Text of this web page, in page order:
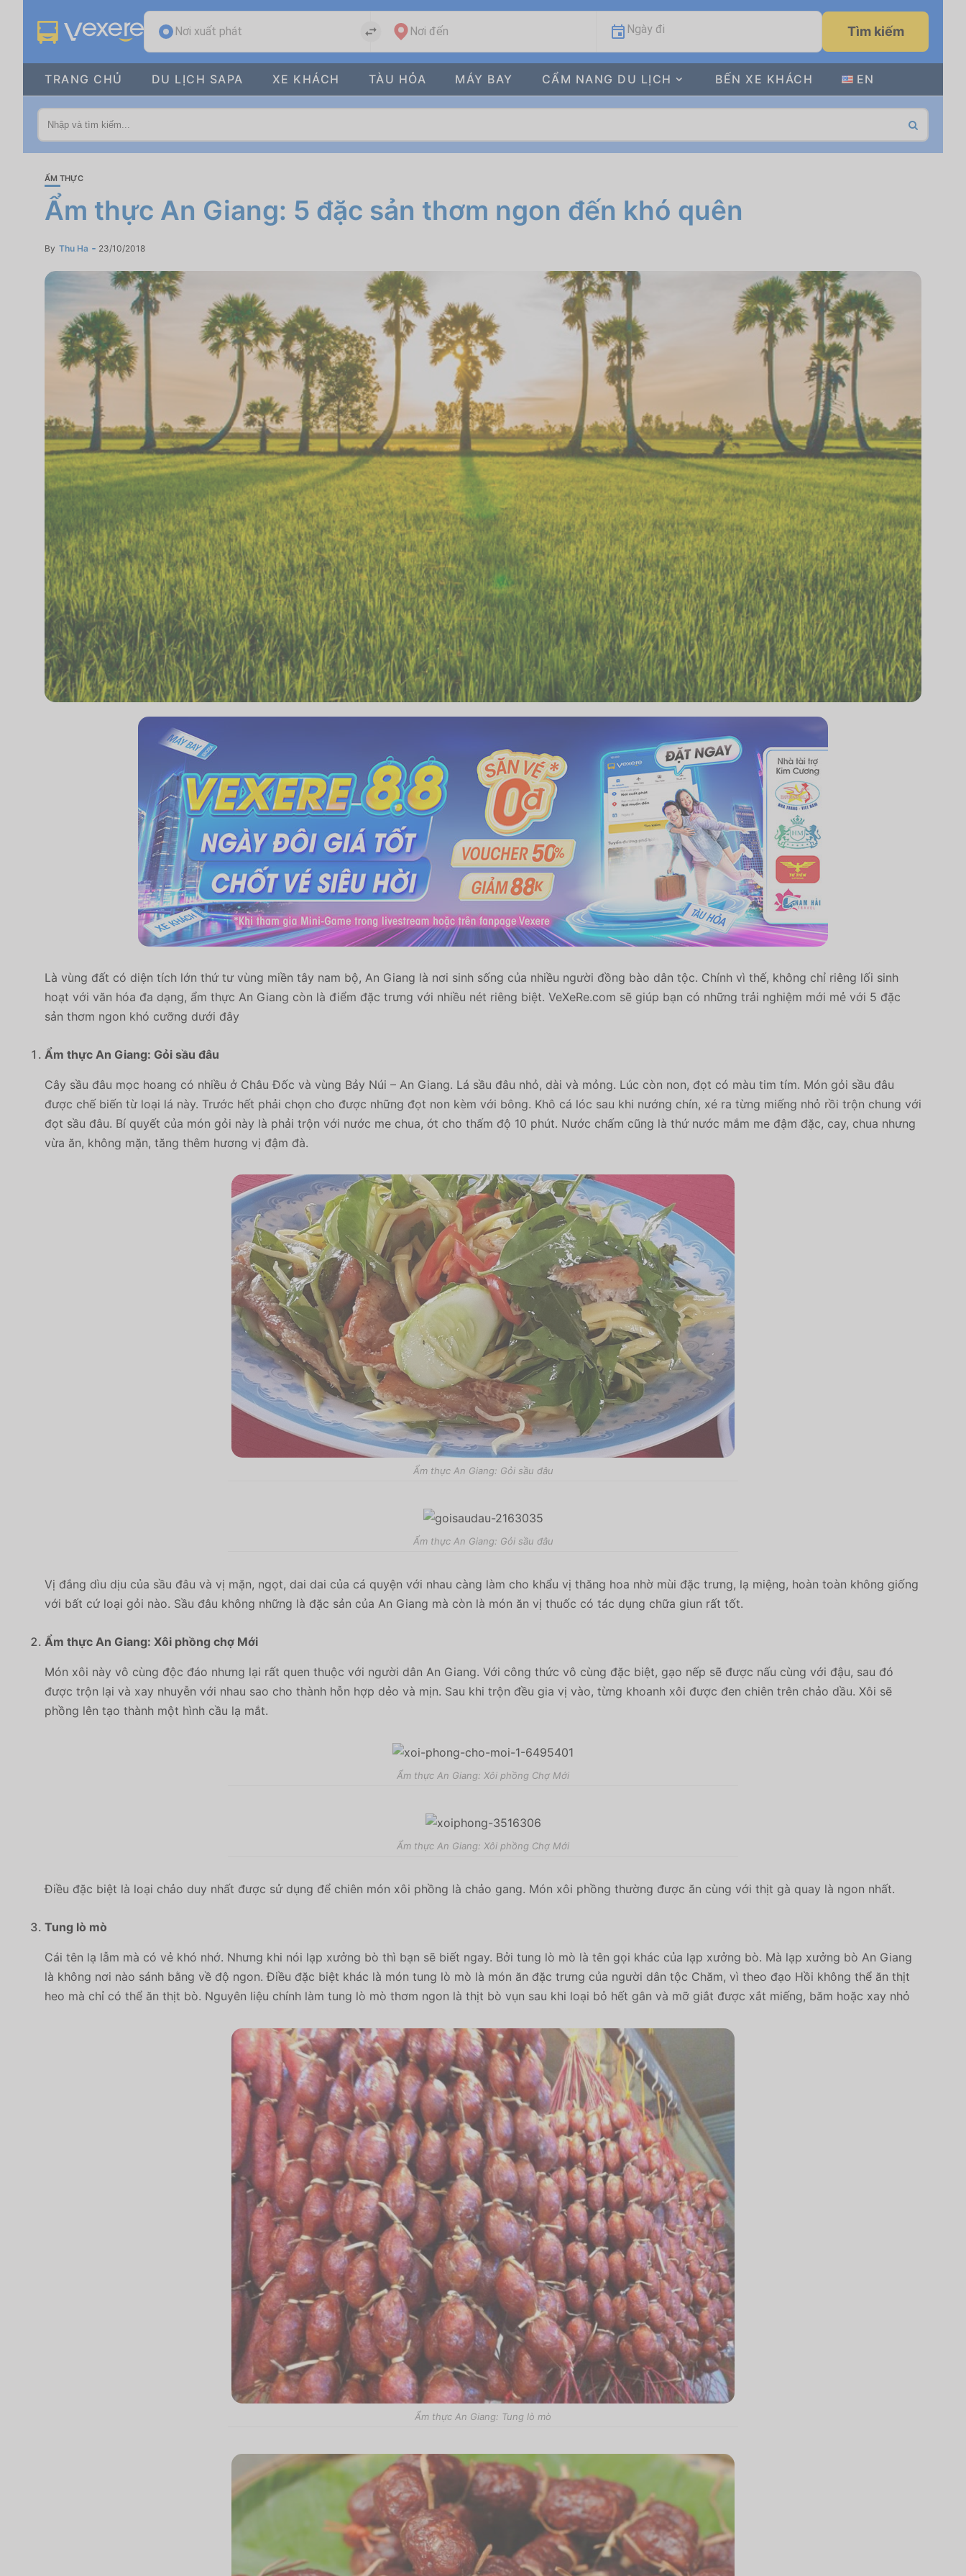
Nơi xuất phát Nơi đến Ngày đi Tìm kiếm
TRANG CHỦ DU LỊCH SAPA XE KHÁCH TÀU HỎA MÁY BAY CẨM NANG DU LỊCH BẾN XE KHÁCH EN
ẨM THỰC
Ẩm thực An Giang: 5 đặc sản thơm ngon đến khó quên
By Thu Ha 23/10/2018
Là vùng đất có diện tích lớn thứ tư vùng miền tây nam bộ, An Giang là nơi sinh sống của nhiều người đồng bào dân tộc. Chính vì thế, không chỉ riêng lối sinh
hoạt với văn hóa đa dạng, ẩm thực An Giang còn là điểm đặc trưng với nhiều nét riêng biệt. VeXeRe.com sẽ giúp bạn có những trải nghiệm mới mẻ với 5 đặc
sản thơm ngon khó cưỡng dưới đây
Ẩm thực An Giang: Gỏi sầu đâu
Cây sầu đâu mọc hoang có nhiều ở Châu Đốc và vùng Bảy Núi – An Giang. Lá sầu đâu nhỏ, dài và mỏng. Lúc còn non, đọt có màu tim tím. Món gỏi sầu đâu
được chế biến từ loại lá này. Trước hết phải chọn cho được những đọt non kèm với bông. Khô cá lóc sau khi nướng chín, xé ra từng miếng nhỏ rồi trộn chung với
đọt sầu đâu. Bí quyết của món gỏi này là phải trộn với nước me chua, ớt cho thấm độ 10 phút. Nước chấm cũng là thứ nước mắm me đậm đặc, cay, chua nhưng
vừa ăn, không mặn, tăng thêm hương vị đậm đà.
Ẩm thực An Giang: Gỏi sầu đâu
Ẩm thực An Giang: Gỏi sầu đâu
Vị đắng dìu dịu của sầu đâu và vị mặn, ngọt, dai dai của cá quyện với nhau càng làm cho khẩu vị thăng hoa nhờ mùi đặc trưng, lạ miệng, hoàn toàn không giống
với bất cứ loại gỏi nào. Sầu đâu không những là đặc sản của An Giang mà còn là món ăn vị thuốc có tác dụng chữa giun rất tốt.
Ẩm thực An Giang: Xôi phồng chợ Mới
Món xôi này vô cùng độc đáo nhưng lại rất quen thuộc với người dân An Giang. Với công thức vô cùng đặc biệt, gạo nếp sẽ được nấu cùng với đậu, sau đó
được trộn lại và xay nhuyễn với nhau sao cho thành hỗn hợp dẻo và mịn. Sau khi trộn đều gia vị vào, từng khoanh xôi được đen chiên trên chảo dầu. Xôi sẽ
phồng lên tạo thành một hình cầu lạ mắt.
Ẩm thực An Giang: Xôi phồng Chợ Mới
Ẩm thực An Giang: Xôi phồng Chợ Mới
Điều đặc biệt là loại chảo duy nhất được sử dụng để chiên món xôi phồng là chảo gang. Món xôi phồng thường được ăn cùng với thịt gà quay là ngon nhất.
Tung lò mò
Cái tên lạ lẫm mà có vẻ khó nhớ. Nhưng khi nói lạp xưởng bò thì bạn sẽ biết ngay. Bởi tung lò mò là tên gọi khác của lạp xưởng bò. Mà lạp xưởng bò An Giang
là không nơi nào sánh bằng về độ ngon. Điều đặc biệt khác là món tung lò mò là món ăn đặc trưng của người dân tộc Chăm, vì theo đạo Hồi không thể ăn thịt
heo mà chỉ có thể ăn thịt bò. Nguyên liệu chính làm tung lò mò thơm ngon là thịt bò vụn sau khi loại bỏ hết gân và mỡ giắt được xắt miếng, băm hoặc xay nhỏ
Ẩm thực An Giang: Tung lò mò